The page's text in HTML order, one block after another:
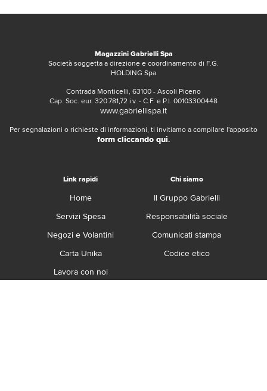
Magazzini Gabrielli Spa
Società soggetta a direzione e coordinamento di F.G.
HOLDING Spa
Contrada Monticelli, 63100 - Ascoli Piceno
Cap. Soc. eur. 320.781,72 i.v. - C.F. e P.I. 00103300448
www.gabriellispa.it
Per segnalazioni o richieste di informazioni, ti invitiamo a compilare l'apposito
form cliccando qui.
Link rapidi
Home
Servizi Spesa
Negozi e Volantini
Carta Unika
Lavora con noi
Chi siamo
Il Gruppo Gabrielli
Responsabilità sociale
Comunicati stampa
Codice etico